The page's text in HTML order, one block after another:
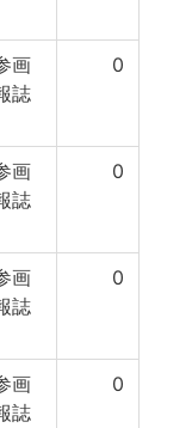
画
誌
0
画
誌
0
画
誌
0
画
誌
0